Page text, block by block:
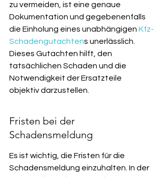
zu vermeiden, ist eine genaue
Dokumentation und gegebenenfalls
die Einholung eines unabhängigen Kfz-
Schadengutachtens unerlässlich.
Dieses Gutachten hilft, den
tatsächlichen Schaden und die
Notwendigkeit der Ersatzteile
objektiv darzustellen.
Fristen bei der
Schadensmeldung
Es ist wichtig, die Fristen für die
Schadensmeldung einzuhalten. In der